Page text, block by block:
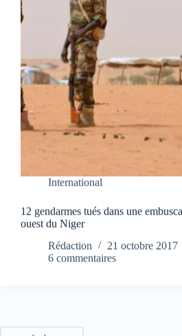
International
12 gendarmes tués dans une
ouest du Niger
Rédaction
21 octobre 2017
6 commentaires